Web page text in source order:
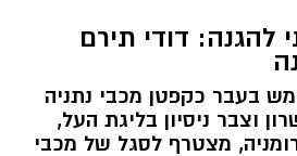
להגנה: דודי תירם
בעבר כקפטן מכבי נתניה
וצבר ניסיון בליגת העל,
מצטרף לסגל של מכבי